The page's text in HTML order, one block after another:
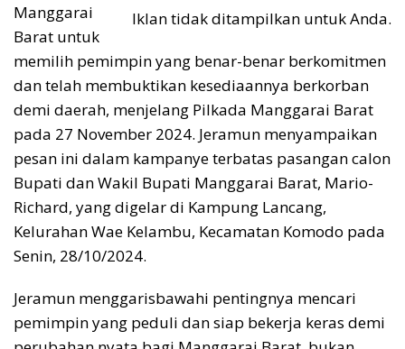
Iklan tidak ditampilkan untuk Anda.
Manggarai
Barat untuk
memilih pemimpin yang benar-benar berkomitmen
dan telah membuktikan kesediaannya berkorban
demi daerah, menjelang Pilkada Manggarai Barat
pada 27 November 2024. Jeramun menyampaikan
pesan ini dalam kampanye terbatas pasangan calon
Bupati dan Wakil Bupati Manggarai Barat, Mario-
Richard, yang digelar di Kampung Lancang,
Kelurahan Wae Kelambu, Kecamatan Komodo pada
Senin, 28/10/2024.
Jeramun menggarisbawahi pentingnya mencari
pemimpin yang peduli dan siap bekerja keras demi